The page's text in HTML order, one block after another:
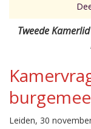
Tweede
Leiden, 30